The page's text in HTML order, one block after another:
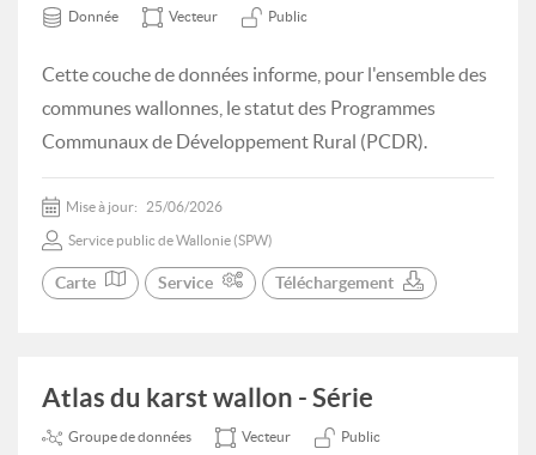
Donnée Vecteur Public
Cette couche de données informe, pour l'ensemble des
communes wallonnes, le statut des Programmes
Communaux de Développement Rural (PCDR).
Mise à jour: 25/06/2026
Service public de Wallonie (SPW)
Carte Service Téléchargement
Atlas du karst wallon - Série
Groupe de données Vecteur Public